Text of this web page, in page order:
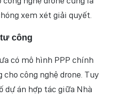
xem xét giải quyết.
công
có mô hình PPP chính
công nghệ drone. Tuy
dự án hợp tác giữa Nhà